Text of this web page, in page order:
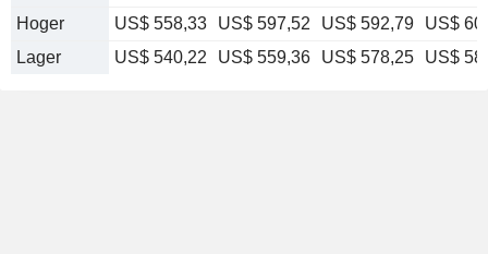
Hoger
US$ 558,33 US$ 597,52 US$ 592,79
US$
Lager
US$ 540,22 US$ 559,36 US$ 578,25 US$